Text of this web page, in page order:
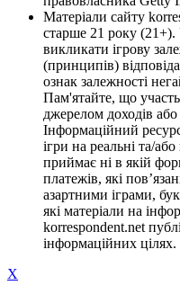
Матеріали сайту
старше 21 року (21+).
викликати ігрову
(принципів)
ознак залежності
Пам'ятайте, що
джерелом доходів
Інформаційний
ігри на реальні та/
приймає ні в якій
платежів, які
азартними іграми,
які матеріали на
korrespondent.net
інформаційних цілях.
X